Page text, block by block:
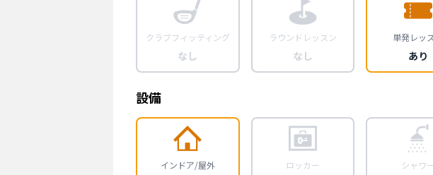
クラブフィッティング
なし
ラウンドレッスン
なし
単発レッ
あり
設備
インドア/屋外 ロッカー シャワ